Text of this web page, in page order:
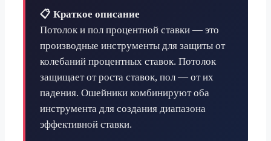
📋 Краткое описание
Потолок и пол процентной ставки — это
производные инструменты для защиты от
колебаний процентных ставок. Потолок
защищает от роста ставок, пол — от их
падения. Ошейники комбинируют оба
инструмента для создания диапазона
эффективной ставки.